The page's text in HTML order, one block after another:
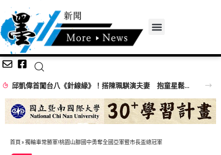
邱凱偉首闖台八《針線緣》！搭陳珮騏演夫妻 抱童星鬆口想再生女兒
首頁 » 獨輪車常勝軍!桃園山腳國中勇奪全國亞軍暨市長盃總冠軍